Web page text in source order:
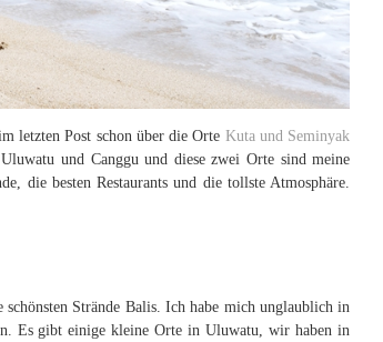
letzten Post schon über die Orte Kuta und Seminyak
und Canggu und diese zwei Orte sind meine
die besten Restaurants und die tollste Atmosphäre.
Strände Balis. Ich habe mich unglaublich in
Es gibt einige kleine Orte in Uluwatu, wir haben in